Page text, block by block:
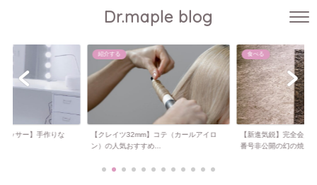
Dr.maple blog
ッサー】手作りな
紹介する
【クレイツ32mm】コテ（カールアイロ
ン）の人気おすすめ...
食べる
【新進気鋭】完全会
番号非公開の幻の焼...